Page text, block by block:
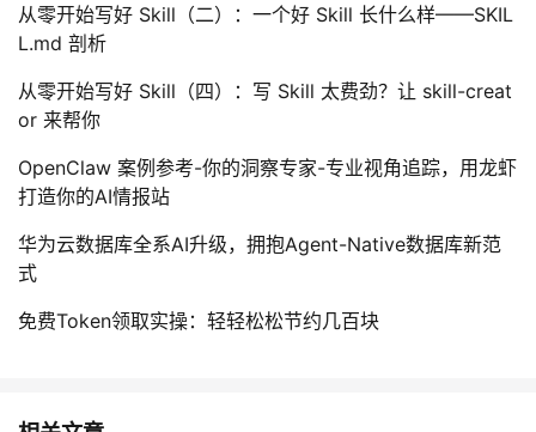
从零开始写好 Skill（二）：一个好 Skill 长什么样——SKIL
L.md 剖析
从零开始写好 Skill（四）：写 Skill 太费劲？让 skill-creat
or 来帮你
OpenClaw 案例参考-你的洞察专家-专业视角追踪，用龙虾
打造你的AI情报站
华为云数据库全系AI升级，拥抱Agent-Native数据库新范
式
免费Token领取实操：轻轻松松节约几百块